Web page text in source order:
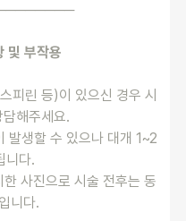
및 부작용
피린 등)이 있으신 경우 시
해주세요.
발생할 수 있으나 대개 1~2
니다.
사진으로 시술 전후는 동
니다.